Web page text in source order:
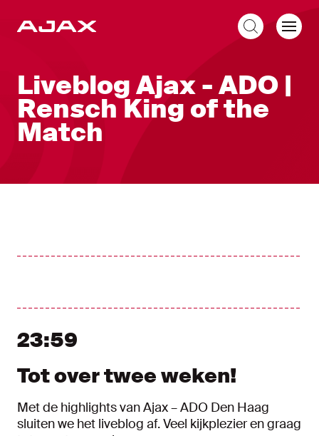
Liveblog
Liveblog Ajax - ADO |
Rensch King of the
Match
Liveblog
23:59
Tot over twee weken!
Met de highlights van Ajax – ADO Den Haag
sluiten we het liveblog af. Veel kijkplezier en graag